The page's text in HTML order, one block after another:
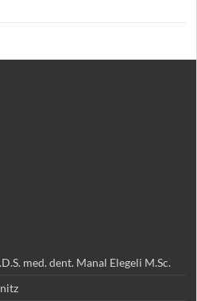
med. dent. Manal Elegeli M.Sc.